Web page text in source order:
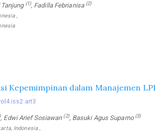
(1), Fadilla Febrianisa (2)
,
Kepemimpinan dalam Manajemen
, Edwi Arief Sosiawan (2), Basuki Agus Suparno (3)
Indonesia ,